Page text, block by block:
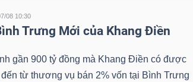
08 10:30
Trưng Mới của Khang Điền
gần 900 tỷ đồng mà Khang Điền có được
từ thương vụ bán 2% vốn tại Bình Trưng